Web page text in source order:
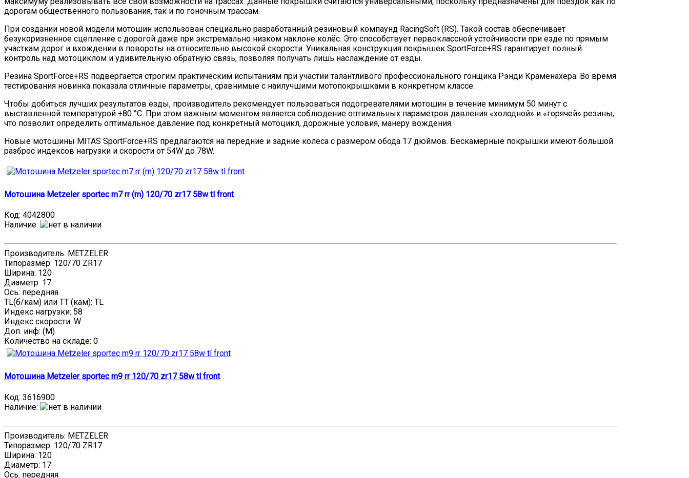
дорогам общественного пользования, так и по гоночным трассам.
При создании новой модели мотошин использован специально разработанный резиновый компаунд RacingSoft (RS). Такой состав обеспечивает
безукоризненное сцепление с дорогой даже при экстремально низком наклоне колёс. Это способствует первоклассной устойчивости при езде по прямым
участкам дорог и вхождении в повороты на относительно высокой скорости. Уникальная конструкция покрышек SportForce+RS гарантирует полный
контроль над мотоциклом и удивительную обратную связь, позволяя получать лишь наслаждение от езды.
Резина SportForce+RS подвергается строгим практическим испытаниям при участии талантливого профессионального гонщика Рэнди Краменахера. Во время
тестирования новинка показала отличные параметры, сравнимые с наилучшими мотопокрышками в конкретном классе.
Чтобы добиться лучших результатов езды, производитель рекомендует пользоваться подогревателями мотошин в течение минимум 50 минут с
выставленной температурой +80 °С. При этом важным моментом является соблюдение оптимальных параметров давления «холодной» и «горячей» резины,
что позволит определить оптимальное давление под конкретный мотоцикл, дорожные условия, манеру вождения.
Новые мотошины MITAS SportForce+RS предлагаются на передние и задние колёса с размером обода 17 дюймов. Бескамерные покрышки имеют большой
разброс индексов нагрузки и скорости от 54W до 78W.
Мотошина Metzeler sportec m7 rr (m) 120/70 zr17 58w tl front
Код: 4042800
Наличие:
Производитель: METZELER
Типоразмер: 120/70 ZR17
Ширина: 120
Диаметр: 17
Ось: передняя
TL(б/кам) или TT (кам): TL
Индекс нагрузки: 58
Индекс скорости: W
Доп. инф: (M)
Количество на складе: 0
Мотошина Metzeler sportec m9 rr 120/70 zr17 58w tl front
Код: 3616900
Наличие:
Производитель: METZELER
Типоразмер: 120/70 ZR17
Ширина: 120
Диаметр: 17
Ось: передняя